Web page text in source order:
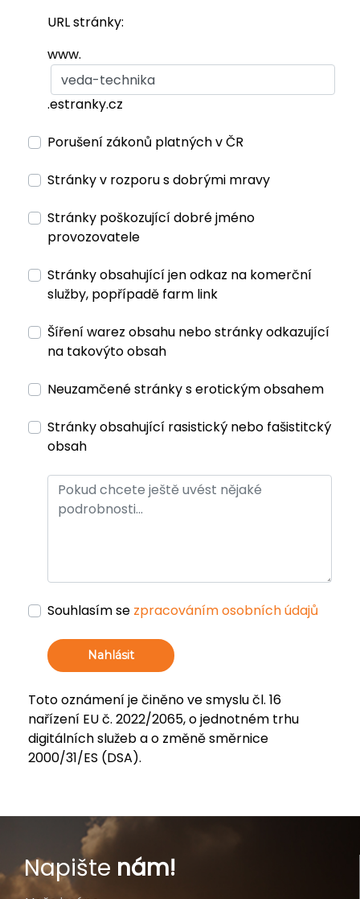
URL stránky:
www.
.estranky.cz
Porušení zákonů platných v ČR
Stránky v rozporu s dobrými mravy
Stránky poškozující dobré jméno
provozovatele
Stránky obsahující jen odkaz na komerční
služby, popřípadě farm link
Šíření warez obsahu nebo stránky odkazující
na takovýto obsah
Neuzamčené stránky s erotickým obsahem
Stránky obsahující rasistický nebo fašistitcký
obsah
Souhlasím se zpracováním osobních údajů
Nahlásit
Toto oznámení je činěno ve smyslu čl. 16
nařízení EU č. 2022/2065, o jednotném trhu
digitálních služeb a o změně směrnice
2000/31/ES (DSA).
Napište nám!